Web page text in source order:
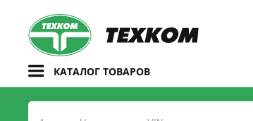
КАТАЛОГ ТОВАРОВ